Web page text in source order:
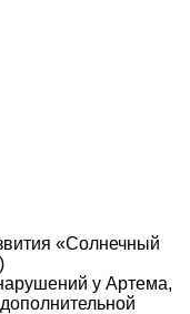
«Солнечный
у Артема,